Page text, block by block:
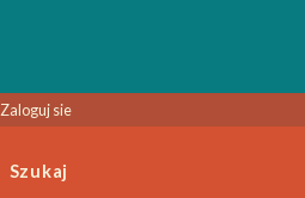
Zaloguj sie
Szukaj